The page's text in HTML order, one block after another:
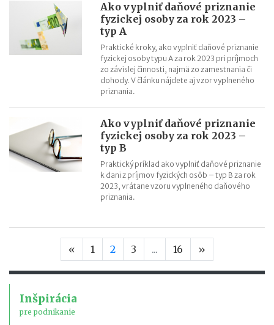
Ako vyplniť daňové priznanie
fyzickej osoby za rok 2023 –
typ A
Praktické kroky, ako vyplniť daňové priznanie
fyzickej osoby typu A za rok 2023 pri príjmoch
zo závislej činnosti, najmä zo zamestnania či
dohody. V článku nájdete aj vzor vyplneného
priznania.
Ako vyplniť daňové priznanie
fyzickej osoby za rok 2023 –
typ B
Praktický príklad ako vyplniť daňové priznanie
k dani z príjmov fyzických osôb – typ B za rok
2023, vrátane vzoru vyplneného daňového
priznania.
« Predchádzajúca strana
1 2 3 ... 16 »
Inšpirácia
pre podnikanie